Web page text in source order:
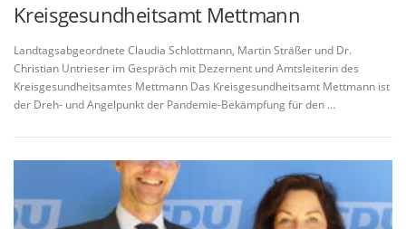
Kreisgesundheitsamt Mettmann
Landtagsabgeordnete Claudia Schlottmann, Martin Sträßer und Dr.
Christian Untrieser im Gespräch mit Dezernent und Amtsleiterin des
Kreisgesundheitsamtes Mettmann Das Kreisgesundheitsamt Mettmann ist
der Dreh- und Angelpunkt der Pandemie-Bekämpfung für den …